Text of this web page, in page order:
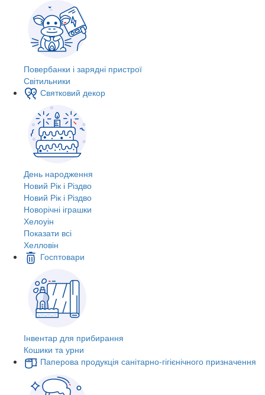
Повербанки і зарядні пристрої
Світильники
Святковий декор
День народження
Новий Рік і Різдво
Новий Рік і Різдво
Новорічні іграшки
Хелоуін
Показати всі
Хелловін
Госптовари
Інвентар для прибирання
Кошики та урни
Паперова продукція санітарно-гігієнічного призначення